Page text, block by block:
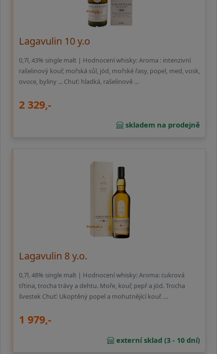
Lagavulin 10 y.o
0,7l, 43% single malt | Hodnocení whisky: Aroma : intenzivní
rašelinový kouř, mořská sůl, jód, mořské řasy, popel, med, vosk,
ovoce, byliny ... Chuť: hladká, rašelinově …
2 329,-
skladem na prodejně
Lagavulin 8 y.o.
0,7l, 48% single malt | Hodnocení whisky: Aroma: cukrová
třtina, trocha trávy a dehtu. Moře, kouř, pepř a jód. Trocha
švestek Chuť: Ukoptěný popel a mohutnějící kouř. …
1 979,-
externí sklad (3 - 10 dní)